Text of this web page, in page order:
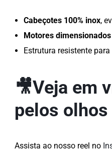
Cabeçotes 100% inox,
Motores dimensionados
Estrutura resistente
🎥Veja em
pelos
Assista ao nosso reel no